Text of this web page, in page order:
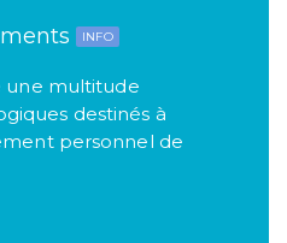
INFO
une multitude
destinés à
personnel de